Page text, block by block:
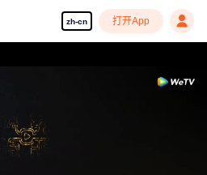
zh-cn 打开App
享受流畅高清剧集